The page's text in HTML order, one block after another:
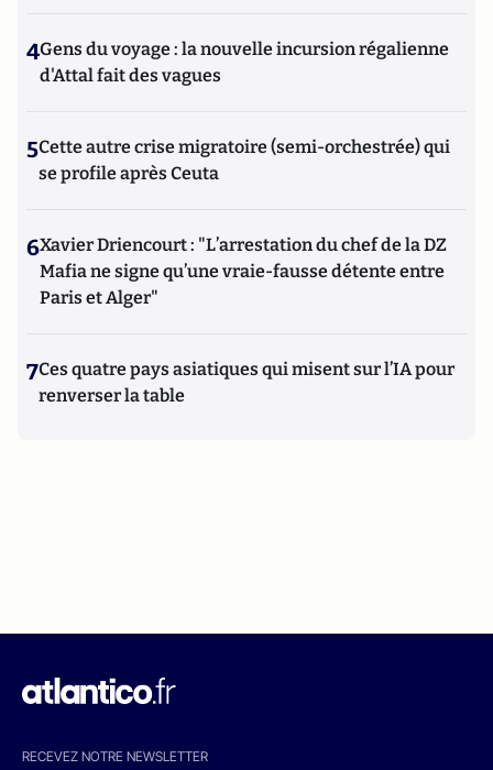
4Gens du voyage : la nouvelle incursion régalienne
d'Attal fait des vagues
5Cette autre crise migratoire (semi-orchestrée) qui
se profile après Ceuta
6Xavier Driencourt : "L’arrestation du chef de la DZ
Mafia ne signe qu’une vraie-fausse détente entre
Paris et Alger"
7Ces quatre pays asiatiques qui misent sur l’IA pour
renverser la table
RECEVEZ NOTRE NEWSLETTER